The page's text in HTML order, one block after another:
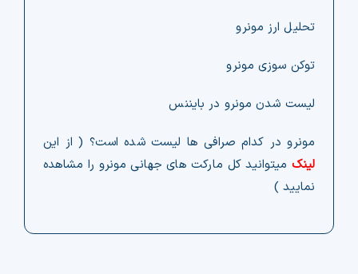
تحلیل ارز مونرو
توکن سوزی مونرو
لیست شدن مونرو در بایننس
مونرو در کدام صرافی ها لیست شده است؟ ( از این
لینک میتوانید کل مارکت های جهانی مونرو را مشاهده
نمایید )